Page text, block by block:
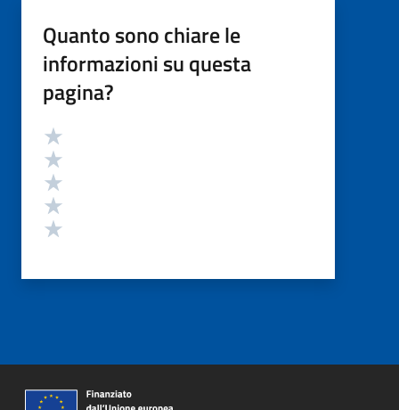
Quanto sono chiare le
informazioni su questa
pagina?
Valutazione